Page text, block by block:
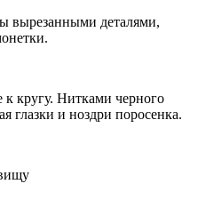
вырезанными деталями,
кругу. Нитками черного
глазки и ноздри поросенка.